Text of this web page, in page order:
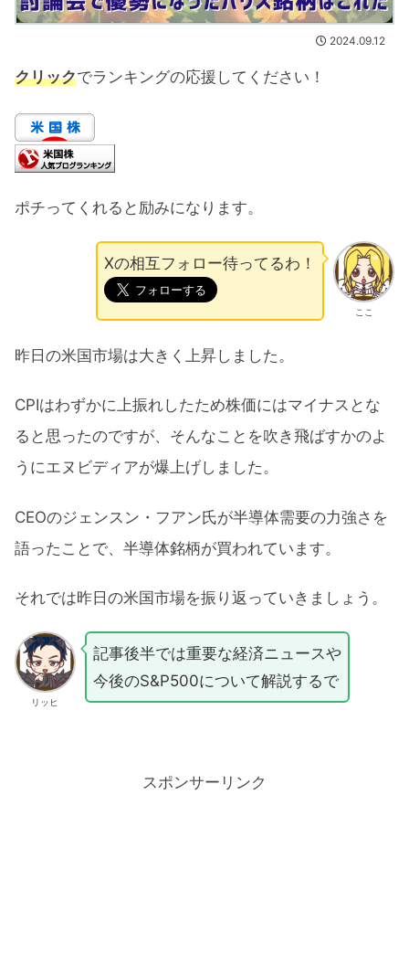
2024.09.12
クリックでランキングの応援してください！
ポチってくれると励みになります。
ここ
Xの相互フォロー待ってるわ！
昨日の米国市場は大きく上昇しました。
CPIはわずかに上振れしたため株価にはマイナスとな
ると思ったのですが、そんなことを吹き飛ばすかのよ
うにエヌビディアが爆上げしました。
CEOのジェンスン・フアン氏が半導体需要の力強さを
語ったことで、半導体銘柄が買われています。
それでは昨日の米国市場を振り返っていきましょう。
リッヒ
記事後半では重要な経済ニュースや
今後のS&P500について解説するで
スポンサーリンク